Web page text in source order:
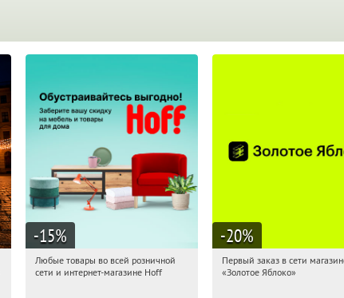
-15%
08:34:57 Получили:
Любые товары во всей розничной
сети и интернет-магазине Hoff
-20%
08:34:57
Получи
Первый заказ в сети
«Золотое Яблоко»